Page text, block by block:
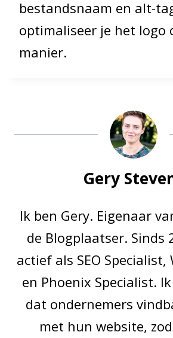
bestandsnaam en alt-
optimaliseer je het logo
manier.
Gery
Ik ben Gery. Eigenaar
de Blogplaatser. Sinds
actief als SEO Specialist,
en Phoenix Specialist.
dat ondernemers
met hun website,